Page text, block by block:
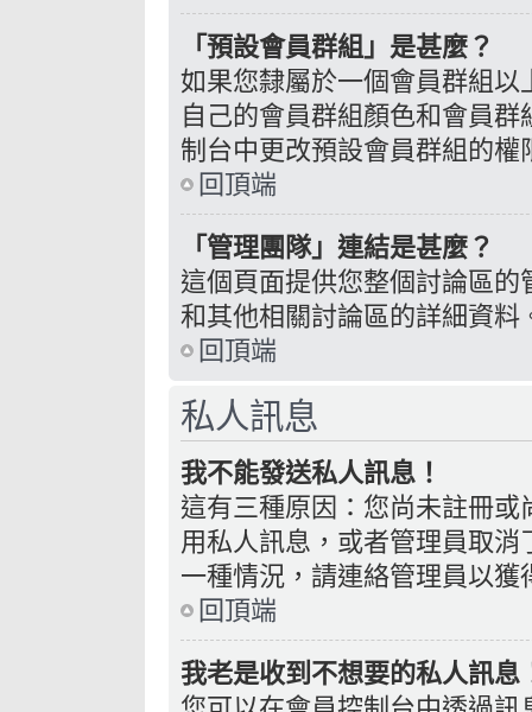
「預設會員群組」是甚麼？
如果您隸屬於一個會員群組
自己的會員群組顏色和會員
制台中更改預設會員群組的權
回頂端
「管理團隊」連結是甚麼？
這個頁面提供您整個討論區
和其他相關討論區的詳細資料
回頂端
私人訊息
我不能發送私人訊息！
這有三種原因：您尚未註冊
用私人訊息，或者管理員取
一種情況，請連絡管理員以獲
回頂端
我老是收到不想要的私人訊息